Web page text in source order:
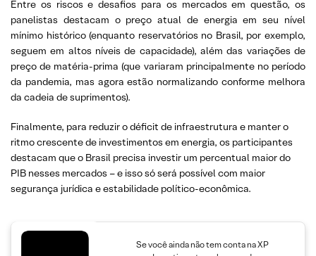
Entre os riscos e desafios para os mercados em questão, os
panelistas destacam o preço atual de energia em seu nível
mínimo histórico (enquanto reservatórios no Brasil, por exemplo,
seguem em altos níveis de capacidade), além das variações de
preço de matéria-prima (que variaram principalmente no período
da pandemia, mas agora estão normalizando conforme melhora
da cadeia de suprimentos).
Finalmente, para reduzir o déficit de infraestrutura e manter o
ritmo crescente de investimentos em energia, os participantes
destacam que o Brasil precisa investir um percentual maior do
PIB nesses mercados – e isso só será possível com maior
segurança jurídica e estabilidade político-econômica.
Se você ainda não tem conta na XP